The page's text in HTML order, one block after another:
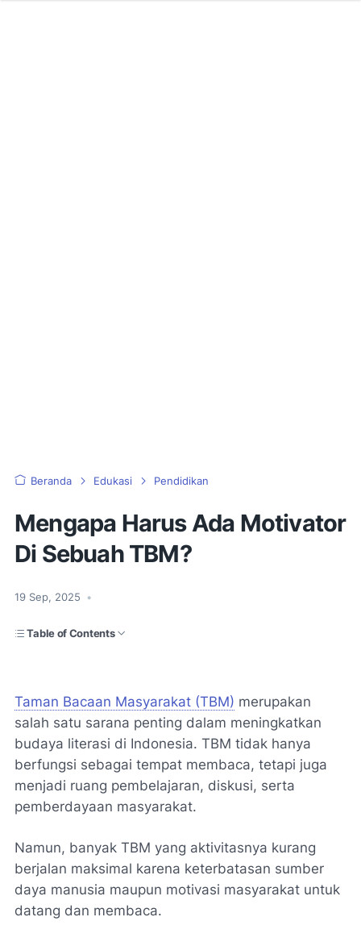
Beranda Edukasi Pendidikan
Mengapa Harus Ada Motivator
Di Sebuah TBM?
19 Sep, 2025 •
Table of Contents
Taman Bacaan Masyarakat (TBM) merupakan
salah satu sarana penting dalam meningkatkan
budaya literasi di Indonesia. TBM tidak hanya
berfungsi sebagai tempat membaca, tetapi juga
menjadi ruang pembelajaran, diskusi, serta
pemberdayaan masyarakat.
Namun, banyak TBM yang aktivitasnya kurang
berjalan maksimal karena keterbatasan sumber
daya manusia maupun motivasi masyarakat untuk
datang dan membaca.